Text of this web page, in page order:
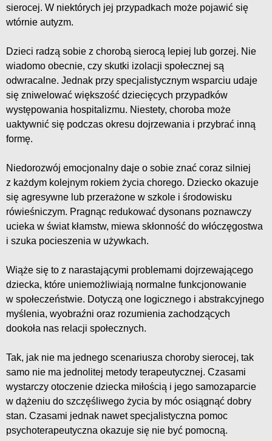
sierocej. W niektórych jej przypadkach może pojawić się
wtórnie autyzm.
Dzieci radzą sobie z chorobą sierocą lepiej lub gorzej. Nie
wiadomo obecnie, czy skutki izolacji społecznej są
odwracalne. Jednak przy specjalistycznym wsparciu udaje
się zniwelować większość dziecięcych przypadków
występowania hospitalizmu. Niestety, choroba może
uaktywnić się podczas okresu dojrzewania i przybrać inną
formę.
Niedorozwój emocjonalny daje o sobie znać coraz silniej
z każdym kolejnym rokiem życia chorego. Dziecko okazuje
się agresywne lub przerażone w szkole i środowisku
rówieśniczym. Pragnąc redukować dysonans poznawczy
ucieka w świat kłamstw, miewa skłonność do włóczęgostwa
i szuka pocieszenia w używkach.
Wiąże się to z narastającymi problemami dojrzewającego
dziecka, które uniemożliwiają normalne funkcjonowanie
w społeczeństwie. Dotyczą one logicznego i abstrakcyjnego
myślenia, wyobraźni oraz rozumienia zachodzących
dookoła nas relacji społecznych.
Tak, jak nie ma jednego scenariusza choroby sierocej, tak
samo nie ma jednolitej metody terapeutycznej. Czasami
wystarczy otoczenie dziecka miłością i jego samozaparcie
w dążeniu do szczęśliwego życia by móc osiągnąć dobry
stan. Czasami jednak nawet specjalistyczna pomoc
psychoterapeutyczna okazuje się nie być pomocną.